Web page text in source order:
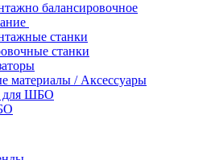
балансировочное
станки
станки
материалы / Аксессуары
для ШБО